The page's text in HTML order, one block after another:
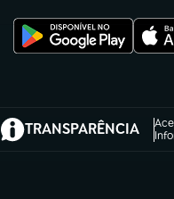
TRANSPARÊNCIA
(abre em nova aba)